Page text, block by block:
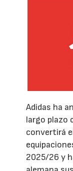
Adidas ha
largo plazo
convertirá
2025/26 y